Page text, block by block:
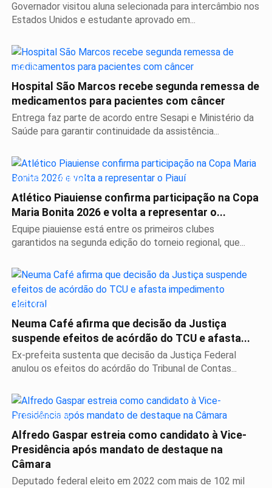
Governador visitou aluna selecionada para intercâmbio nos
Estados Unidos e estudante aprovado em...
SAÚDE
Hospital São Marcos recebe segunda remessa de
medicamentos para pacientes com câncer
Entrega faz parte de acordo entre Sesapi e Ministério da
Saúde para garantir continuidade da assistência...
FUTEBOL FEMININO
Atlético Piauiense confirma participação na Copa
Maria Bonita 2026 e volta a representar o...
Equipe piauiense está entre os primeiros clubes
garantidos na segunda edição do torneio regional, que...
POLÍTICA
Neuma Café afirma que decisão da Justiça
suspende efeitos de acórdão do TCU e afasta...
Ex-prefeita sustenta que decisão da Justiça Federal
anulou os efeitos do acórdão do Tribunal de Contas...
ELEIÇÕES 2026
Alfredo Gaspar estreia como candidato à Vice-
Presidência após mandato de destaque na
Câmara
Deputado federal eleito em 2022 com mais de 102 mil